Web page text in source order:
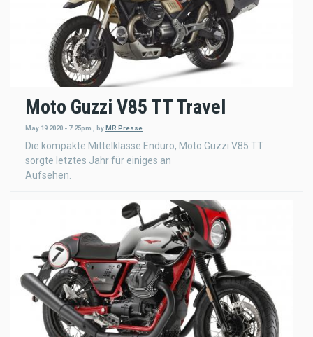
Moto Guzzi V85 TT Travel
May 19 2020 - 7:25pm byMR Presse
Die kompakte Mittelklasse Enduro, Moto Guzzi V85 TT
sorgte letztes Jahr für einiges an
Aufsehen.